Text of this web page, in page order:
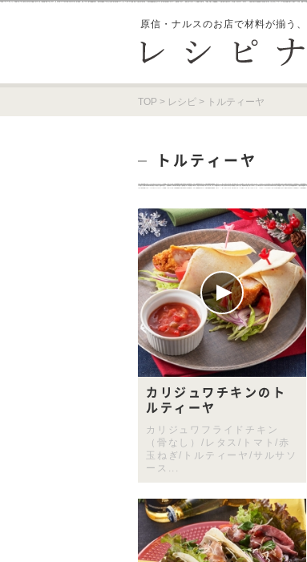
原信・ナルスのお店で材料が揃う、
TOP > レシピ > トルティーヤ
トルティーヤ
カリジュワチキンのト
ルティーヤ
カリジュワフライドチキン
（骨なし）/レタス/トマト/赤
玉ねぎ/トルティーヤ/サルサソ
ース...